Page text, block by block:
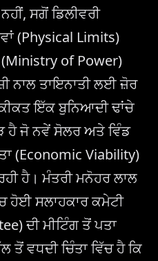
ਸਗੋਂ ਡਿਲੀਵਰੀ
(Physical Limits)
(Ministry of Power)
ਨਾਲ ਤਾਇਨਾਤੀ ਲਈ ਜ਼ੋਰ
ਇੱਕ ਬੁਨਿਆਦੀ ਢਾਂਚੇ
ਹੈ ਜੋ ਨਵੇਂ ਸੋਲਰ ਅਤੇ ਵਿੰਡ
(Economic Viability)
ਹੈ। ਮੰਤਰੀ ਮਨੋਹਰ ਲਾਲ
ਹੋਈ ਸਲਾਹਕਾਰ ਕਮੇਟੀ
ਦੀ ਮੀਟਿੰਗ ਤੋਂ ਪਤਾ
ਤੋਂ ਵਧਦੀ ਚਿੰਤਾ ਵਿੱਚ ਹੈ ਕਿ